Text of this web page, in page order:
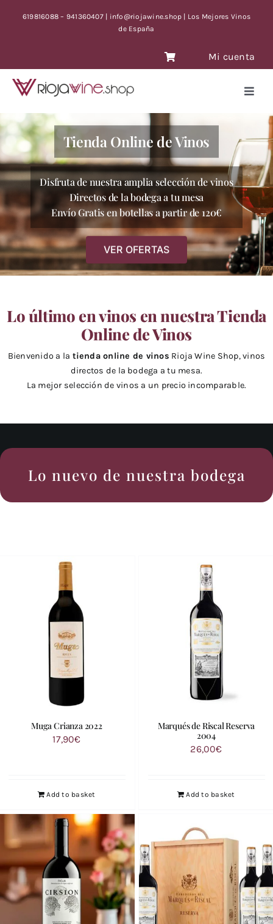
619816088 – 941360407 | info@riojawine.shop | Los Mejores Vinos
de España
Mi cuenta
VINOS
VINOS ANTIGUOS
VINOS OFERTA CON TIEMPO LIMITE
BLOG
CONTACTO
Tienda Online de Vinos
Disfruta de nuestra amplia selección de vinos
Directos de la bodega a tu mesa
Envío Gratis en botellas a partir de 120€
VER OFERTAS
Lo último en vinos en nuestra Tienda
Online de Vinos
Bienvenido a la tienda online de vinos Rioja Wine Shop, vinos
directos de la bodega a tu mesa.
La mejor selección de vinos a un precio incomparable.
Lo nuevo de nuestra bodega
Muga Crianza 2022
17,90€
Add to basket
Marqués de Riscal Reserva
2004
26,00€
Add to basket